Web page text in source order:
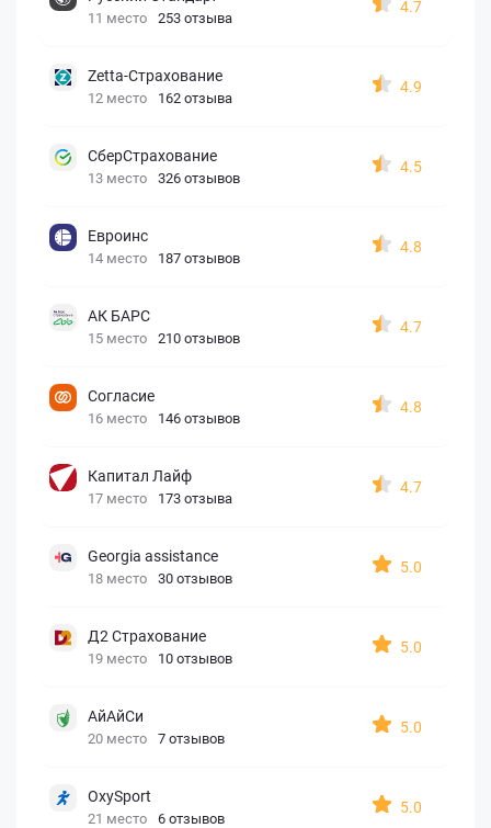
11 место 253 отзыва
4.7
Zetta-Страхование
12 место 162 отзыва
4.9
СберСтрахование
13 место 326 отзывов
4.5
Евроинс
14 место 187 отзывов
4.8
АК БАРС
15 место 210 отзывов
4.7
Согласие
16 место 146 отзывов
4.8
Капитал Лайф
17 место 173 отзыва
4.7
Georgia assistance
18 место 30 отзывов
5.0
Д2 Страхование
19 место 10 отзывов
5.0
АйАйСи
20 место 7 отзывов
5.0
OxySport
21 место 6 отзывов
5.0